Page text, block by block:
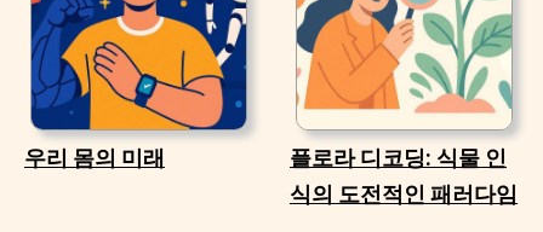
우리 몸의 미래
플로라 디코딩: 식물 인
식의 도전적인 패러다임